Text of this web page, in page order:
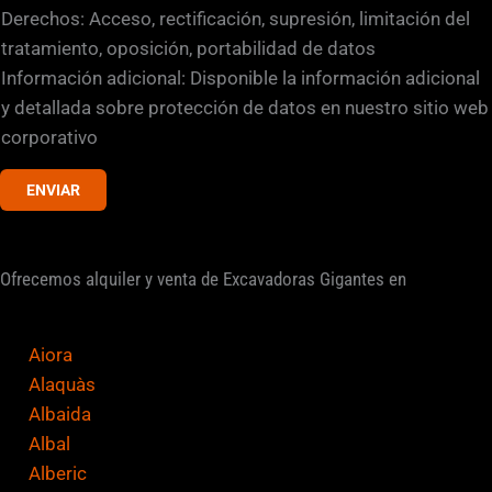
l
a
s
d
e
v
f
Derechos: Acceso, rectificación, supresión, limitación del
tratamiento, oposición, portabilidad de datos
Información adicional: Disponible la información adicional
y detallada sobre protección de datos en nuestro sitio web
corporativo
ENVIAR
Ofrecemos alquiler y venta de Excavadoras Gigantes en
Aiora
Alaquàs
Albaida
Albal
Alberic